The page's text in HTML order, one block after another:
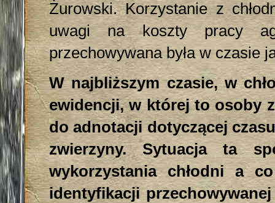
Żurowski. Korzystanie z
uwagi na koszty pracy
przechowywana była w czasie
W najbliższym czasie, w
ewidencji, w której to osoby
do adnotacji dotyczącej
zwierzyny. Sytuacja ta
wykorzystania chłodni a
identyfikacji